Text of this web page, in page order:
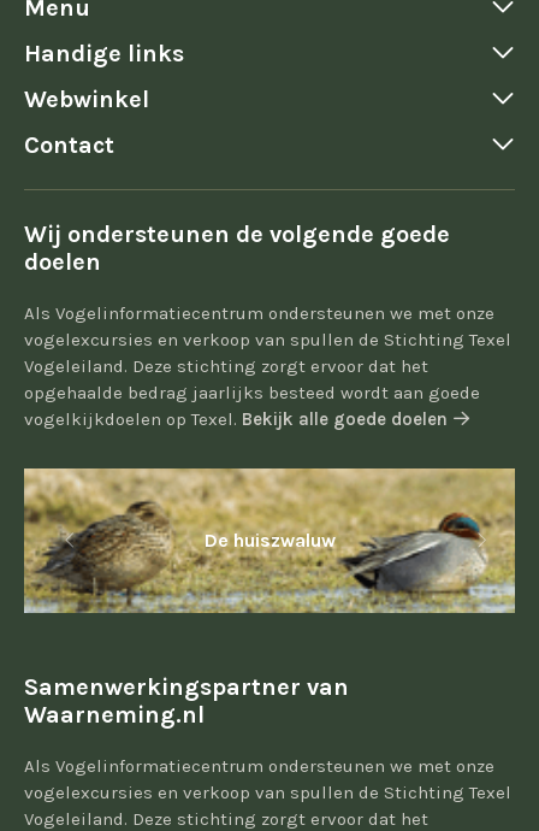
Menu
Handige links
Webwinkel
Contact
Wij ondersteunen de volgende goede
doelen
Als Vogelinformatiecentrum ondersteunen we met onze
vogelexcursies en verkoop van spullen de Stichting Texel
Vogeleiland. Deze stichting zorgt ervoor dat het
opgehaalde bedrag jaarlijks besteed wordt aan goede
vogelkijkdoelen op Texel. Bekijk alle goede doelen
De huiszwaluw
Samenwerkingspartner van
Waarneming.nl
Als Vogelinformatiecentrum ondersteunen we met onze
vogelexcursies en verkoop van spullen de Stichting Texel
Vogeleiland. Deze stichting zorgt ervoor dat het